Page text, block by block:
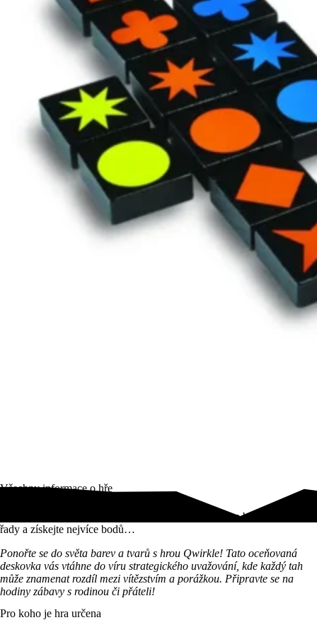
Všechny informace o hře
Barevná strategie ve hře Qwirkle! Kombinujte tvary a barvy, tvořte
řady a získejte nejvíce bodů…
Ponořte se do světa barev a tvarů s hrou Qwirkle! Tato oceňovaná
deskovka vás vtáhne do víru strategického uvažování, kde každý tah
může znamenat rozdíl mezi vítězstvím a porážkou. Připravte se na
hodiny zábavy s rodinou či přáteli!
Pro koho je hra určena